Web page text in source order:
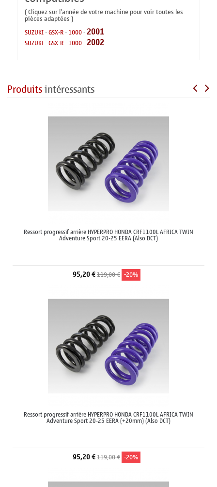
( Cliquez sur l'année de votre machine pour voir toutes les
pièces adaptées )
SUZUKI-GSX-R-1000-2001
SUZUKI-GSX-R-1000-2002
Produitsintéressants
Ressort progressif arrière HYPERPRO HONDA CRF1100L AFRICA TWIN
Adventure Sport 20-25 EERA (Also DCT)
95,20 €119,00 € -20%
Ressort progressif arrière HYPERPRO HONDA CRF1100L AFRICA TWIN
Adventure Sport 20-25 EERA (+20mm) (Also DCT)
95,20 €119,00 € -20%